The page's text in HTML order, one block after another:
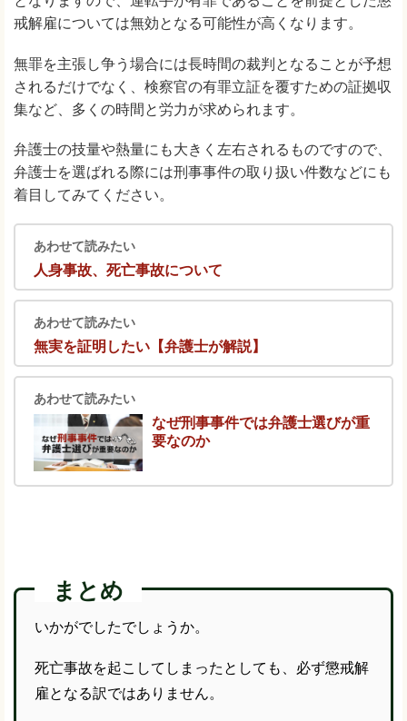
戒解雇については無効となる可能性が高くなります。
無罪を主張し争う場合には長時間の裁判となることが予想
されるだけでなく、検察官の有罪立証を覆すための証拠収
集など、多くの時間と労力が求められます。
弁護士の技量や熱量にも大きく左右されるものですので、
弁護士を選ばれる際には刑事事件の取り扱い件数などにも
着目してみてください。
あわせて読みたい
人身事故、死亡事故について
あわせて読みたい
無実を証明したい【弁護士が解説】
あわせて読みたい
なぜ刑事事件では弁護士選びが重
要なのか
まとめ
いかがでしたでしょうか。
死亡事故を起こしてしまったとしても、必ず懲戒解
雇となる訳ではありません。